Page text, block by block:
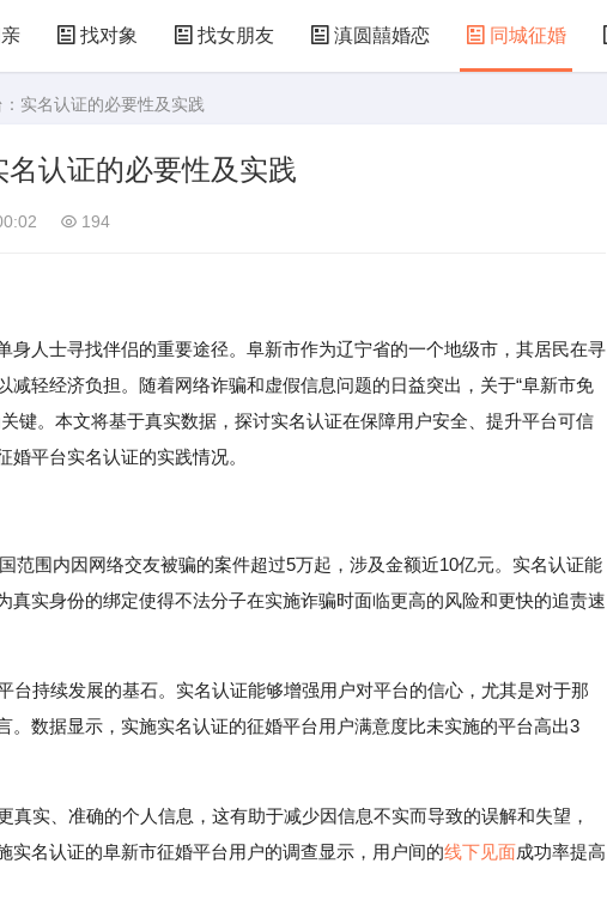
找对象 找女朋友 滇圆囍婚恋 同城征婚
实名认证的必要性及实践
认证的必要性及实践
194
身人士寻找伴侣的重要途径。阜新市作为辽宁省的一个地级市，其居民在寻
减轻经济负担。随着网络诈骗和虚假信息问题的日益突出，关于“阜新市免
键。本文将基于真实数据，探讨实名认证在保障用户安全、提升平台可信
平台实名认证的实践情况。
范围内因网络交友被骗的案件超过5万起，涉及金额近10亿元。实名认证能
真实身份的绑定使得不法分子在实施诈骗时面临更高的风险和更快的追责速
台持续发展的基石。实名认证能够增强用户对平台的信心，尤其是对于那
。数据显示，实施实名认证的征婚平台用户满意度比未实施的平台高出3
真实、准确的个人信息，这有助于减少因信息不实而导致的误解和失望，
实名认证的阜新市征婚平台用户的调查显示，用户间的线下见面成功率提高